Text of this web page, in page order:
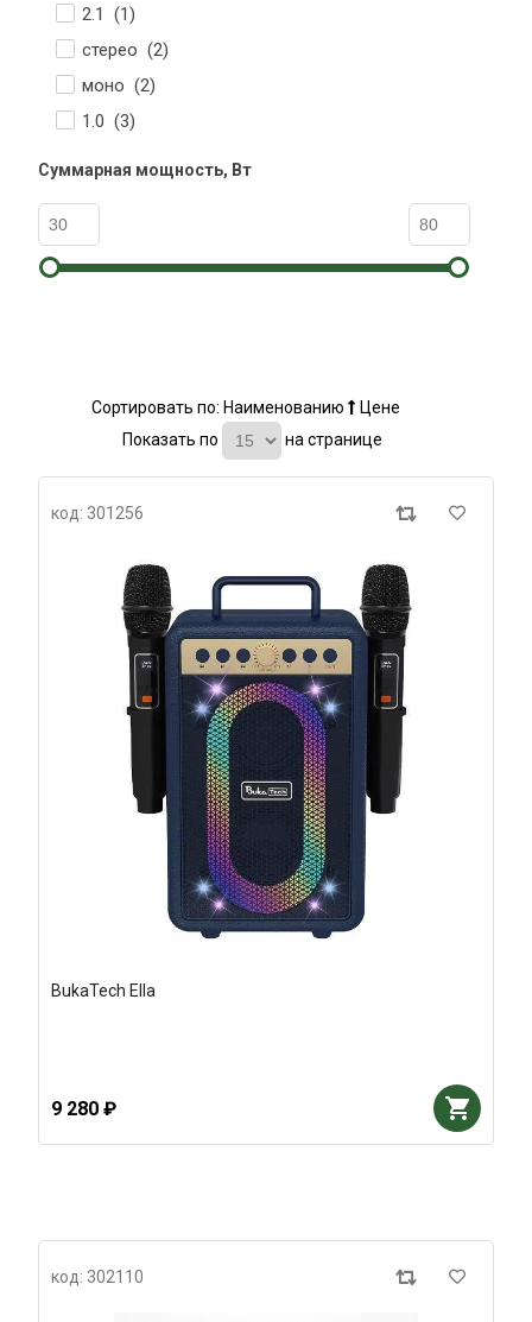
2.1 (1)
стерео (2)
моно (2)
1.0 (3)
Суммарная мощность, Вт
Сортировать по: Наименованию
Цене
Показать по
на странице
код: 301256
BukaTech Ella
9 280 ₽
код: 302110